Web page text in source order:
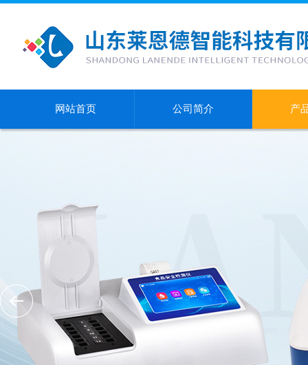
网站首页 公司简介 产